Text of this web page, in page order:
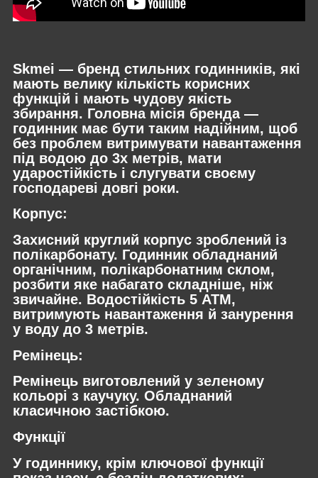
Skmei — бренд стильних годинників, які
мають велику кількість корисних
функцій і мають чудову якість
збирання. Головна місія бренда —
годинник має бути таким надійним, щоб
без проблем витримувати навантаження
під водою до 3х метрів, мати
ударостійкість і слугувати своєму
господареві довгі роки.
Корпус:
Захисний круглий корпус зроблений із
полікарбонату. Годинник обладнаний
органічним, полікарбонатним склом,
розбити яке набагато складніше, ніж
звичайне. Водостійкість 5 АТМ,
витримують навантаження й занурення
у воду до 3 метрів.
Ремінець:
Ремінець виготовлений у зеленому
кольорі з каучуку. Обладнаний
класичною застібкою.
Функції
У годиннику, крім ключової функції